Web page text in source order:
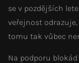
se v pozdějších
veřejnost
tomu tak vůbec
Na podporu